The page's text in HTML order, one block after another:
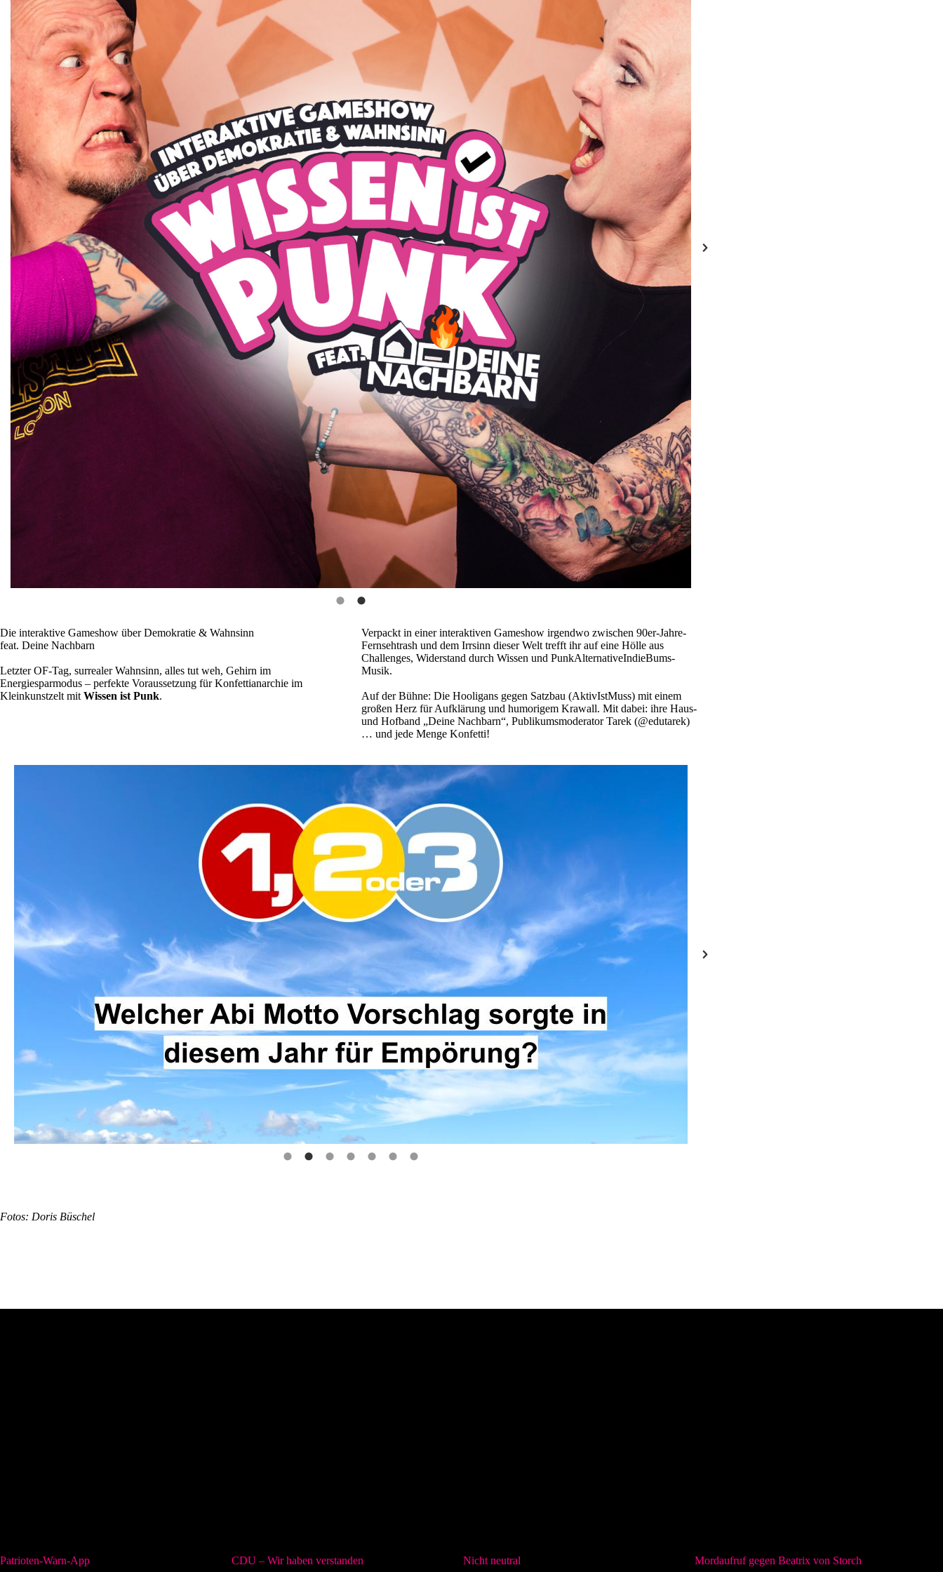
Die interaktive Gameshow über Demokratie & Wahnsinn
feat. Deine Nachbarn
Letzter OF-Tag, surrealer Wahnsinn, alles tut weh, Gehirn im
Energiesparmodus – perfekte Voraussetzung für Konfettianarchie im
Kleinkunstzelt mit Wissen ist Punk.
Verpackt in einer interaktiven Gameshow irgendwo zwischen 90er-Jahre-
Fernsehtrash und dem Irrsinn dieser Welt trefft ihr auf eine Hölle aus
Challenges, Widerstand durch Wissen und PunkAlternativeIndieBums-
Musik.
Auf der Bühne: Die Hooligans gegen Satzbau (AktivIstMuss) mit einem
großen Herz für Aufklärung und humorigem Krawall. Mit dabei: ihre Haus-
und Hofband „Deine Nachbarn“, Publikumsmoderator Tarek (@edutarek)
… und jede Menge Konfetti!
Fotos: Doris Büschel
Patrioten-Warn-App CDU – Wir haben verstanden Nicht neutral Mordaufruf gegen Beatrix von Storch